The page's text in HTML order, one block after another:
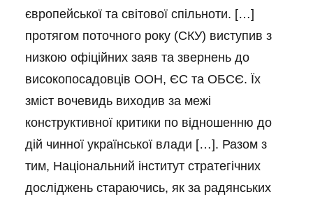
європейської та світової спільноти. […]
протягом поточного року (СКУ) виступив з
низкою офіційних заяв та звернень до
високопосадовців ООН, ЄС та ОБСЄ. Їх
зміст вочевидь виходив за межі
конструктивної критики по відношенню до
дій чинної української влади […]. Разом з
тим, Національний інститут стратегічних
досліджень стараючись, як за радянських